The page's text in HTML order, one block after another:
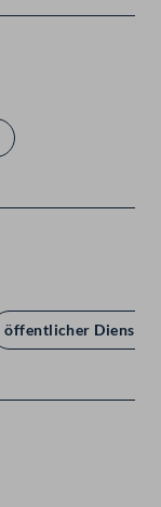
öffentlicher Dienst